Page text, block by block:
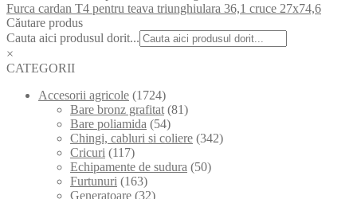
Furca cardan T4 pentru teava triunghiulara 36,1 cruce 27x74,6
Căutare produs
Cauta aici produsul dorit...
×
CATEGORII
Accesorii agricole (1724)
Bare bronz grafitat (81)
Bare poliamida (54)
Chingi, cabluri si coliere (342)
Cricuri (117)
Echipamente de sudura (50)
Furtunuri (163)
Generatoare (32)